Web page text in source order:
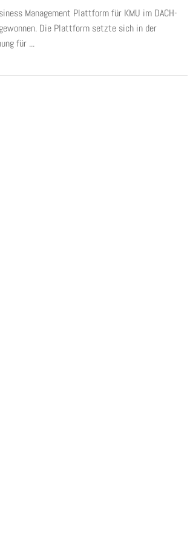
Management Plattform für KMU im DACH-
Die Plattform setzte sich in der
für ...